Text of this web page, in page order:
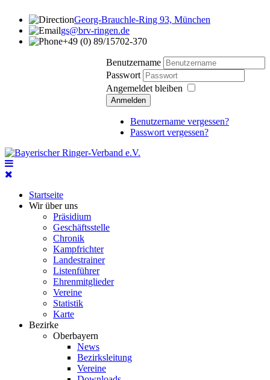
Georg-Brauchle-Ring 93, München
gs@brv-ringen.de
+49 (0) 89/15702-370
Benutzername
Passwort
Angemeldet bleiben
Anmelden
Benutzername vergessen?
Passwort vergessen?
Startseite
Wir über uns
Präsidium
Geschäftsstelle
Chronik
Kampfrichter
Landestrainer
Listenführer
Ehrenmitglieder
Vereine
Statistik
Karte
Bezirke
Oberbayern
News
Bezirksleitung
Vereine